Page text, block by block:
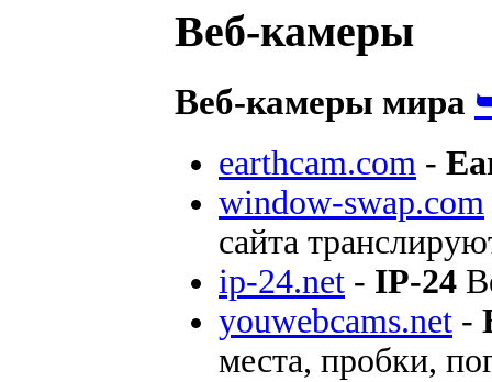
Веб-камеры
Веб-камеры мира
earthcam.com -
window-swap.com
сайта
ip-24.net - IP-24
youwebcams.net -
места, пробки,